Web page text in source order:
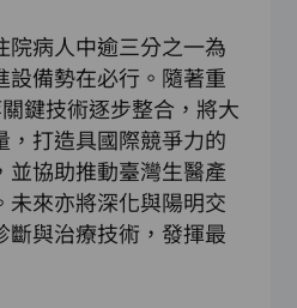
院病人中逾三分之一為
設備勢在必行。隨著重
鍵技術逐步整合，將大
，打造具國際競爭力的
並協助推動臺灣生醫產
未來亦將深化與陽明交
斷與治療技術，發揮最